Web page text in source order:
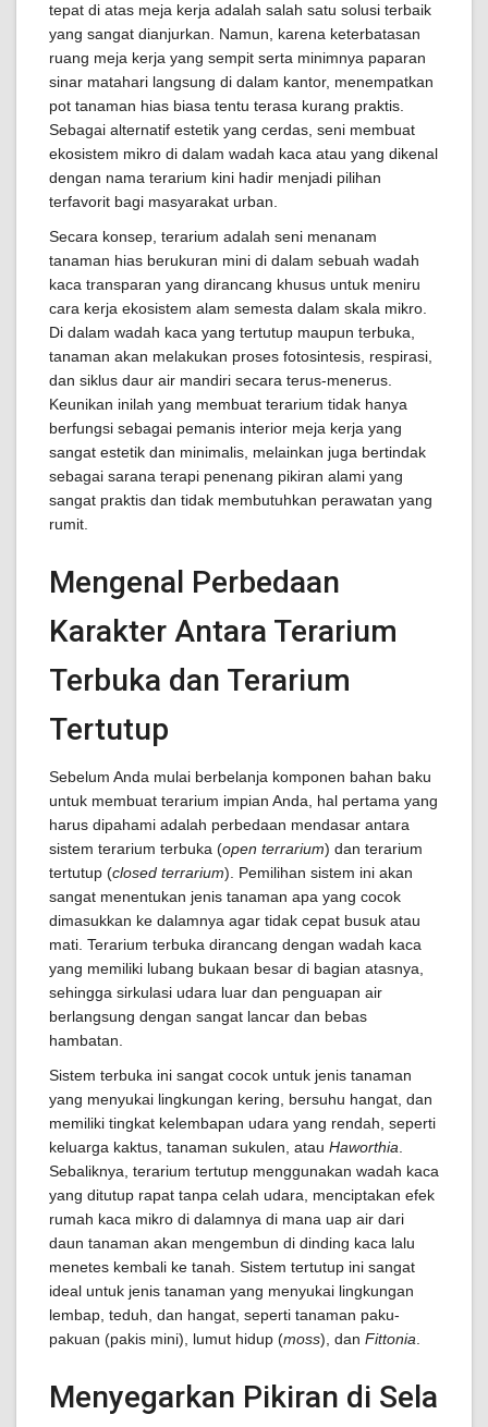
tepat di atas meja kerja adalah salah satu solusi terbaik
yang sangat dianjurkan. Namun, karena keterbatasan
ruang meja kerja yang sempit serta minimnya paparan
sinar matahari langsung di dalam kantor, menempatkan
pot tanaman hias biasa tentu terasa kurang praktis.
Sebagai alternatif estetik yang cerdas, seni membuat
ekosistem mikro di dalam wadah kaca atau yang dikenal
dengan nama terarium kini hadir menjadi pilihan
terfavorit bagi masyarakat urban.
Secara konsep, terarium adalah seni menanam
tanaman hias berukuran mini di dalam sebuah wadah
kaca transparan yang dirancang khusus untuk meniru
cara kerja ekosistem alam semesta dalam skala mikro.
Di dalam wadah kaca yang tertutup maupun terbuka,
tanaman akan melakukan proses fotosintesis, respirasi,
dan siklus daur air mandiri secara terus-menerus.
Keunikan inilah yang membuat terarium tidak hanya
berfungsi sebagai pemanis interior meja kerja yang
sangat estetik dan minimalis, melainkan juga bertindak
sebagai sarana terapi penenang pikiran alami yang
sangat praktis dan tidak membutuhkan perawatan yang
rumit.
Mengenal Perbedaan
Karakter Antara Terarium
Terbuka dan Terarium
Tertutup
Sebelum Anda mulai berbelanja komponen bahan baku
untuk membuat terarium impian Anda, hal pertama yang
harus dipahami adalah perbedaan mendasar antara
sistem terarium terbuka (open terrarium) dan terarium
tertutup (closed terrarium). Pemilihan sistem ini akan
sangat menentukan jenis tanaman apa yang cocok
dimasukkan ke dalamnya agar tidak cepat busuk atau
mati. Terarium terbuka dirancang dengan wadah kaca
yang memiliki lubang bukaan besar di bagian atasnya,
sehingga sirkulasi udara luar dan penguapan air
berlangsung dengan sangat lancar dan bebas
hambatan.
Sistem terbuka ini sangat cocok untuk jenis tanaman
yang menyukai lingkungan kering, bersuhu hangat, dan
memiliki tingkat kelembapan udara yang rendah, seperti
keluarga kaktus, tanaman sukulen, atau Haworthia
Sebaliknya, terarium tertutup menggunakan wadah kaca
yang ditutup rapat tanpa celah udara, menciptakan efek
rumah kaca mikro di dalamnya di mana uap air dari
daun tanaman akan mengembun di dinding kaca lalu
menetes kembali ke tanah. Sistem tertutup ini sangat
ideal untuk jenis tanaman yang menyukai lingkungan
lembap, teduh, dan hangat, seperti tanaman paku-
pakuan (pakis mini), lumut hidup (moss), dan Fittonia
Menyegarkan Pikiran di Sela